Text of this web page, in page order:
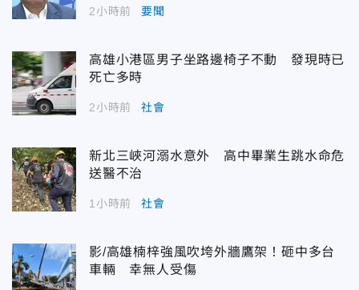
2小時前 要聞
高雄小港區男子坐路邊椅子不動 發現時已
死亡多時
2小時前 社會
新北三峽河溺水意外 高中畢業生跳水命危
送醫不治
1小時前 社會
影/高雄楠梓強風吹垮外牆鷹架！砸中多台
車輛 幸無人受傷